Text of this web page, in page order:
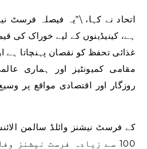
اتحاد نے کہا، \”یہ فیصلہ
ہے، کینیڈینوں کے لیے خوراک کی
غذائی تحفظ کو نقصان پہنچاتا ہے
مقامی کمیونٹیز اور ہماری
روزگار اور اقتصادی مواقع پر
100 سے زیادہ فرسٹ نیشنز